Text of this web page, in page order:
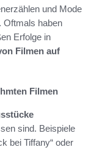
und Mode
Oftmals haben
Erfolge in
Filmen auf
Filmen
sind. Beispiele
bei Tiffany“ oder